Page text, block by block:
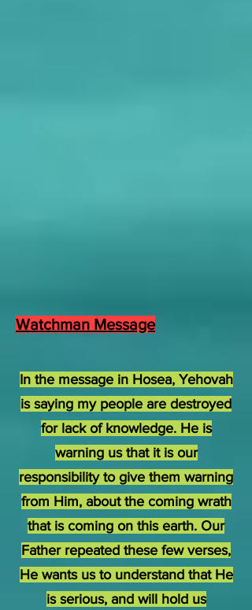
Watchman Message
In the message in Hosea, Yehovah
is saying my people are destroyed
for lack of knowledge. He is
warning us that it is our
responsibility to give them warning
from Him, about the coming wrath
that is coming on this earth. Our
Father repeated these few verses,
He wants us to understand that He
is serious, and will hold us